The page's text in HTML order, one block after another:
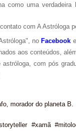
como uma
com A Astróloga
no Facebook
aos conteúdos,
com pós
morador do planeta B.
#xamã